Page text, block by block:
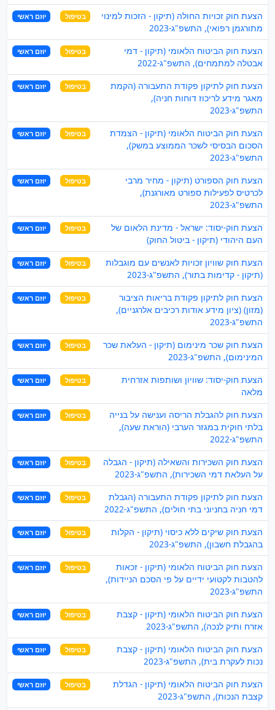
הצעת חוק זכויות החולה (תיקון - הזכות למינוי
מתורגמן רפואי), התשפ"ג-2023
בטיפול יוזם ראשי
הצעת חוק הביטוח הלאומי (תיקון - דמי
אבטלה למתמחים), התשפ"ג-2022
בטיפול יוזם ראשי
הצעת חוק לתיקון פקודת התעבורה (הקמת
מאגר מידע לריכוז דוחות חניה),
התשפ"ג-2023
בטיפול יוזם ראשי
הצעת חוק הביטוח הלאומי (תיקון - הצמדת
הסכום הבסיסי לשכר הממוצע במשק),
התשפ"ג-2023
בטיפול יוזם ראשי
הצעת חוק הספורט (תיקון - מחיר מרבי
לכרטיס לפעילות ספורט מאורגנת),
התשפ"ג-2023
בטיפול יוזם ראשי
הצעת חוק-יסוד: ישראל - מדינת הלאום של
העם היהודי (תיקון - ביטול החוק)
בטיפול יוזם ראשי
הצעת חוק שוויון זכויות לאנשים עם מוגבלות
(תיקון - קדימות בתור), התשפ"ג-2023
בטיפול יוזם ראשי
הצעת חוק לתיקון פקודת בריאות הציבור
(מזון) (ציון מידע אודות רכיבים אלרגניים),
התשפ"ג-2023
בטיפול יוזם ראשי
הצעת חוק שכר מינימום (תיקון - העלאת שכר
המינימום), התשפ"ג-2023
בטיפול יוזם ראשי
הצעת חוק-יסוד: שוויון ושותפות אזרחית
מלאה
בטיפול יוזם ראשי
הצעת חוק להגבלת הריסה וענישה על בנייה
בלתי חוקית במגזר הערבי (הוראת שעה),
התשפ"ג-2022
בטיפול יוזם ראשי
הצעת חוק השכירות והשאילה (תיקון - הגבלה
על העלאת דמי השכירות), התשפ"ג-2023
בטיפול יוזם ראשי
הצעת חוק לתיקון פקודת התעבורה (הגבלת
דמי חניה בחניוני בתי חולים), התשפ"ג-2022
בטיפול יוזם ראשי
הצעת חוק שיקים ללא כיסוי (תיקון - הקלות
בהגבלת חשבון), התשפ"ג-2023
בטיפול יוזם ראשי
הצעת חוק הביטוח הלאומי (תיקון - זכאות
להטבות לקטועי ידיים על פי הסכם הניידות),
התשפ"ג-2023
בטיפול יוזם ראשי
הצעת חוק הביטוח הלאומי (תיקון - קצבת
אזרח ותיק לנכה), התשפ"ג-2023
בטיפול יוזם ראשי
הצעת חוק הביטוח הלאומי (תיקון - קצבת
נכות לעקרת בית), התשפ"ג-2023
בטיפול יוזם ראשי
הצעת חוק הביטוח הלאומי (תיקון - הגדלת
קצבת הנכות), התשפ"ג-2023
בטיפול יוזם ראשי